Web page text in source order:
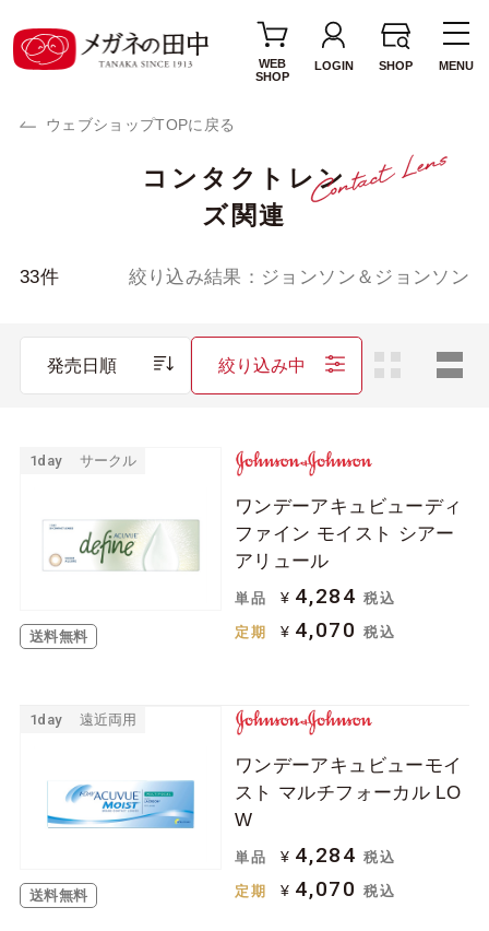
WEB
SHOP
LOGIN SHOP MENU
ウェブショップTOPに戻る
コンタクトレン
ズ関連
33件 絞り込み結果： ジョンソン＆ジョンソン
発売日順 絞り込み中
使用期間・タイプ
1MONTH(1ヶ月交
カラーレンズ
サークルレンズ
乱視用レンズ
遠近両用レンズ
ブランド・メーカー
ソン
ボシュロム
クーパービジョン
シード
メニコン
ロート
ソフトコンタクトレ
ンズ用
その他関連用品
1day サークル
送料無料
ワンデーアキュビューディ
ファイン モイスト シアー
アリュール
単品 ¥ 4,284 税込
定期 ¥ 4,070 税込
1day 遠近両用
送料無料
ワンデーアキュビューモイ
スト マルチフォーカル LO
W
単品 ¥ 4,284 税込
定期 ¥ 4,070 税込